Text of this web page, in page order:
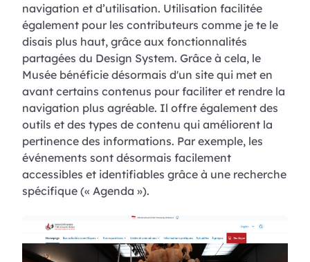
navigation et d’utilisation. Utilisation facilitée
également pour les contributeurs comme je te le
disais plus haut, grâce aux fonctionnalités
partagées du Design System. Grâce à cela, le
Musée bénéficie désormais d'un site qui met en
avant certains contenus pour faciliter et rendre la
navigation plus agréable. Il offre également des
outils et des types de contenu qui améliorent la
pertinence des informations. Par exemple, les
événements sont désormais facilement
accessibles et identifiables grâce à une recherche
spécifique (« Agenda »).